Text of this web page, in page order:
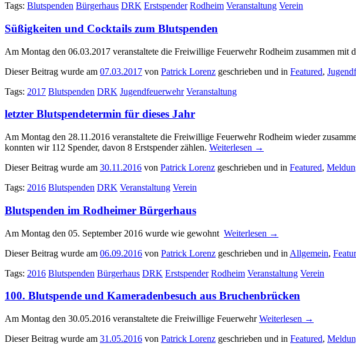
Tags: Blutspenden Bürgerhaus DRK Erstspender Rodheim Veranstaltung Verein
Süßigkeiten und Cocktails zum Blutspenden
Am Montag den 06.03.2017 veranstaltete die Freiwillige Feuerwehr Rodheim zusammen mit
Dieser Beitrag wurde am 07.03.2017 von Patrick Lorenz geschrieben und in Featured,
Tags: 2017 Blutspenden DRK Jugendfeuerwehr Veranstaltung
letzter Blutspendetermin für dieses Jahr
Am Montag den 28.11.2016 veranstaltete die Freiwillige FeuerwehrRodheim wieder
konnten wir 112 Spender, davon 8 Erstspender zählen. Weiterlesen →
Dieser Beitrag wurde am 30.11.2016 von Patrick Lorenz geschrieben und in Featured,
Tags: 2016 Blutspenden DRK Veranstaltung Verein
Blutspenden im Rodheimer Bürgerhaus
Am Montag den 05. September 2016 wurde wie gewohnt Weiterlesen →
Dieser Beitrag wurde am 06.09.2016 von Patrick Lorenz geschrieben und in Allgemein,
Tags: 2016 Blutspenden Bürgerhaus DRK Erstspender Rodheim Veranstaltung Verein
100. Blutspende und Kameradenbesuch aus Bruchenbrücken
Am Montag den 30.05.2016 veranstaltete die Freiwillige FeuerwehrWeiterlesen →
Dieser Beitrag wurde am 31.05.2016 von Patrick Lorenz geschrieben und in Featured,